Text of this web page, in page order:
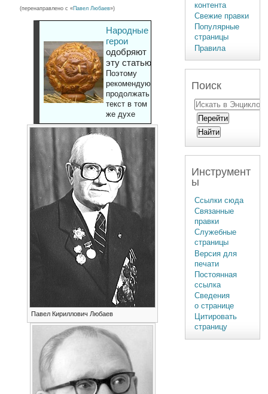
(перенаправлено с «Павел Любаев»)
Народные
герои
одобряют
эту статью
Поэтому
рекомендуют
продолжать
текст в том
же духе
Павел Кириллович Любаев
контента
Свежие правки
Популярные
страницы
Правила
Поиск
Инструмент
ы
Ссылки сюда
Связанные
правки
Служебные
страницы
Версия для
печати
Постоянная
ссылка
Сведения
о странице
Цитировать
страницу